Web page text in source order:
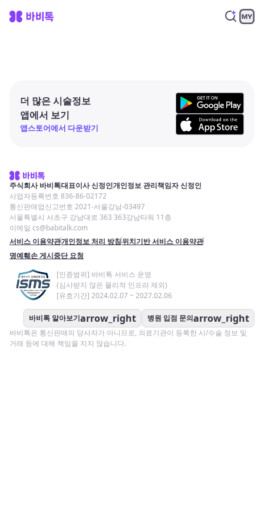
더 많은 시술정보
앱에서 보기
앱스토어에서 다운받기
주식회사 바비톡대표이사 신정인개인정보 관리책임자 신정인
사업자등록번호 836-86-02172
통신판매업신고번호 2021-서울강남-03497
서울특별시 서초구 강남대로 363 363강남타워 11층
이메일 cs@babitalk.com
서비스 이용약관개인정보 처리 방침위치기반 서비스 이용약관
명예훼손 게시중단 요청
[인증범위] 바비톡 서비스 운영
(심사받지 않은 물리적 인프라 제외)
[유효기간] 2024.02.07 ~ 2027.02.06
바비톡 알아보기arrow_right 병원 입점 문의arrow_right
바비톡은 통신판매의 당사자가 아니므로, 의료기관이 등록한 시/수술 정보 및
거래 등에 대해 책임을 지지 않습니다.